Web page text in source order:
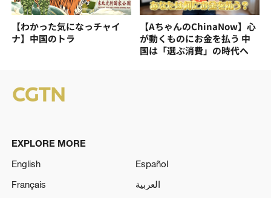
【わかった気になっチャイ
ナ】中国のトラ
【AちゃんのChinaNow】心
が動くものにお金を払う 中
国は「選ぶ消費」の時代へ
EXPLORE MORE
English
Español
Français
العربية